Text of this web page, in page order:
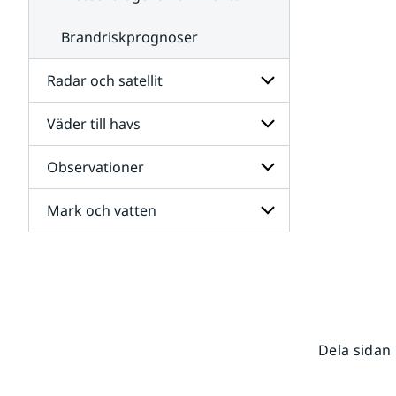
Brandriskprognoser
Radar och satellit
Undersidor
för
Radar
och
satellit
Väder till havs
Undersidor
för
Väder
till
havs
Observationer
Undersidor
för
Mark och vatten
Dela sidan